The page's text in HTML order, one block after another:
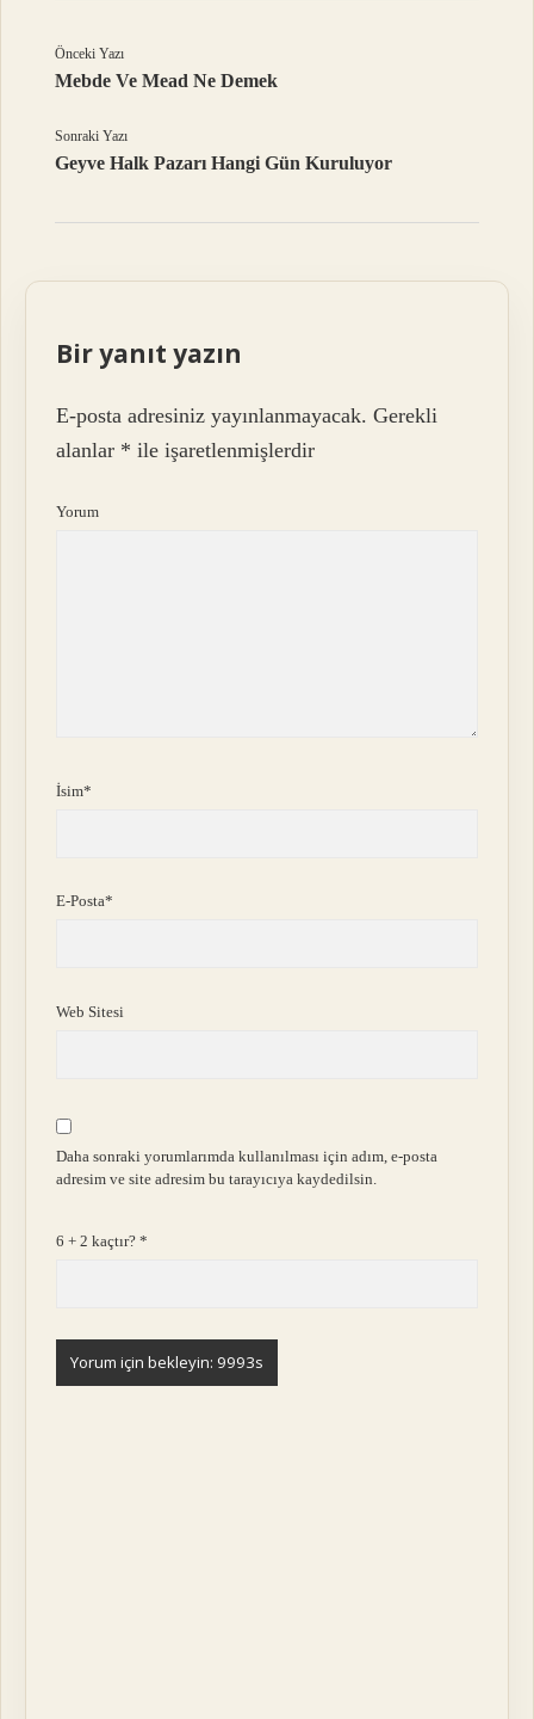
Önceki Yazı
Mebde Ve Mead Ne Demek
Sonraki Yazı
Geyve Halk Pazarı Hangi Gün Kuruluyor
Bir yanıt yazın
E-posta adresiniz yayınlanmayacak. Gerekli
alanlar * ile işaretlenmişlerdir
Yorum
İsim*
E-Posta*
Web Sitesi
Daha sonraki yorumlarımda kullanılması için adım, e-posta
adresim ve site adresim bu tarayıcıya kaydedilsin.
6 + 2 kaçtır?*